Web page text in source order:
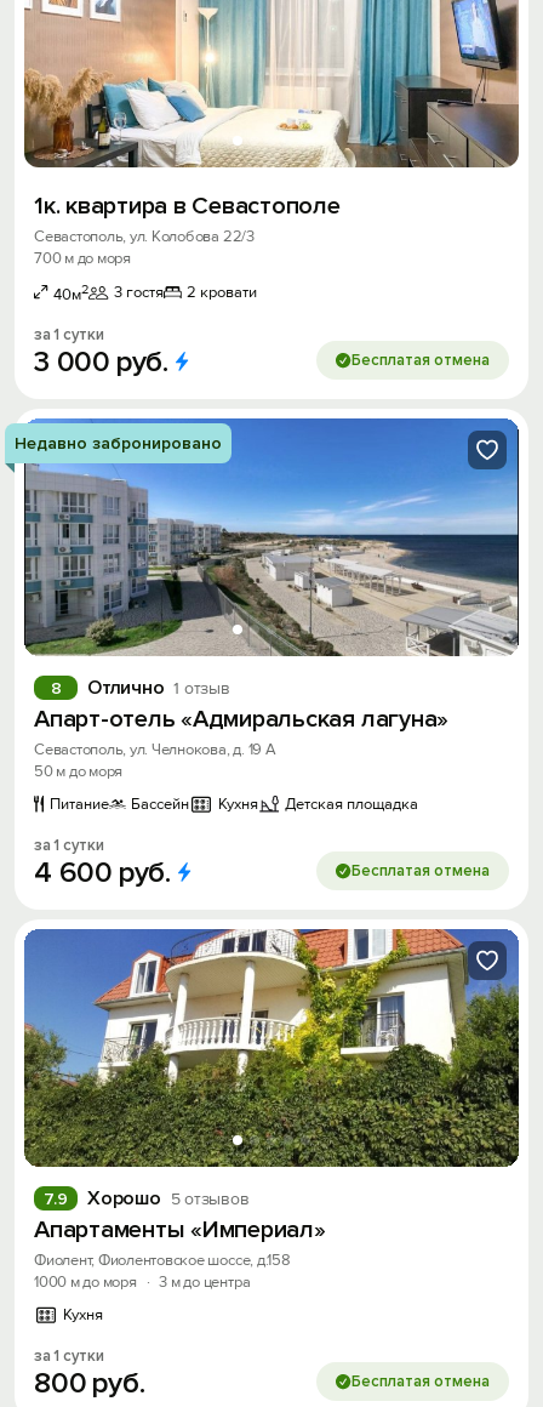
1к. квартира в Севастополе
Севастополь, ул. Колобова 22/3
700 м до моря
40м2 3 гостя 2 кровати
за 1 сутки
3 000 руб. Бесплатая отмена
Недавно забронировано
Отлично 1 отзыв
8
Апарт-отель «Адмиральская лагуна»
Севастополь, ул. Челнокова, д. 19 А
50 м до моря
Питание
Бассейн Кухня Детская площадка
за 1 сутки
4 600 руб. Бесплатая отмена
Хорошо 5 отзывов
7.9
Апартаменты «Империал»
Фиолент, Фиолентовское шоссе, д.158
1000 м до моря
· 3 м до центра
Кухня
за 1 сутки
800 руб. Бесплатая отмена